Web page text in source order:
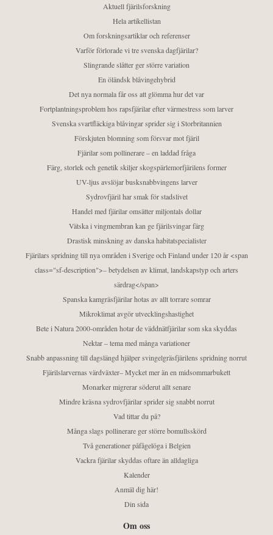
Aktuell fjärilsforskning
Hela artikellistan
Om forskningsartiklar och referenser
Varför förlorade vi tre svenska dagfjärilar?
Slingrande slåtter ger större variation
En öländsk blåvingehybrid
Det nya normala får oss att glömma hur det var
Fortplantningsproblem hos rapsfjärilar efter värmestress som larver
Svenska svartfläckiga blåvingar sprider sig i Storbritannien
Förskjuten blomning som försvar mot fjäril
Fjärilar som pollinerare – en laddad fråga
Färg, storlek och genetik skiljer skogspärlemorfjärilens former
UV-ljus avslöjar busksnabbvingens larver
Sydrovfjäril har smak för stadslivet
Handel med fjärilar omsätter miljontals dollar
Vätska i vingmembran kan ge fjärilsvingar färg
Drastisk minskning av danska habitatspecialister
Fjärilars spridning till nya områden i Sverige och Finland under 120 år <span
class="sf-description">– betydelsen av klimat, landskapstyp och arters
särdrag</span>
Spanska kamgräsfjärilar hotas av allt torrare somrar
Mikroklimat avgör utvecklingshastighet
Bete i Natura 2000-områden hotar de väddnätfjärilar som ska skyddas
Nektar – tema med många variationer
Snabb anpassning till dagslängd hjälper svingelgräsfjärilens spridning norrut
Fjärilslarvernas värdväxter– Mycket mer än en midsommarbukett
Monarker migrerar söderut allt senare
Mindre kräsna sydrovfjärilar sprider sig snabbt norrut
Vad tittar du på?
Många slags pollinerare ger större bomullsskörd
Två generationer påfågelöga i Belgien
Vackra fjärilar skyddas oftare än alldagliga
Kalender
Anmäl dig här!
Din sida
Om oss